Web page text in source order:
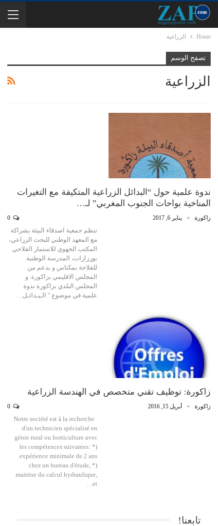
Home الزراعية
تصفح الوسم
الزراعية
ندوة علمية حول “البدائل الزراعية المتكيفة مع التغيرات
المناخية بواحات الجنوب المغربي” لـ…
زاكورة يناير 6, 2017
تنظم جمعية اصدقاء البيئة بشراكة
مع المعهد الوطني للبحث الزراعي،
المكتب الجهوي للاستمار الفلاحي
بورزازات، المدرسة الوطنية
للفلاحة بمكناس و بدعم من
المجلس الاقليمي بزاكورة و
المجلس البلدي بزاكورة ندوة
علمية في موضوع " الـبـدائـل…
زاكورة: توظيف تقني متخصص في الهندسة الزراعية
زاكورة أبريل 15, 2016
Notre société est à la recherche
d'un technicien spécialisé en
génie rural ou horticulture avec
les compétences suivantes: *)
expérience minimale de 2 ans
chez un bureau d'étude, *)
maitrise du calcul hydraulique,
et…
تابعنا!